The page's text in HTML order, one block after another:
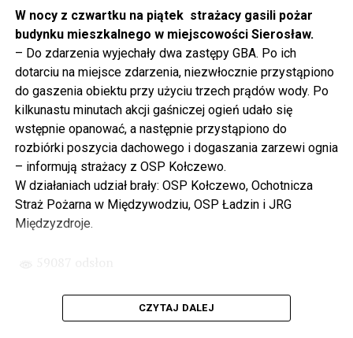
projektowania i dyskusji. Ważny tutaj był wkład
samorządu, ale to rząd PiS podjął w tej sprawie
najważniejsze decyzje. Powstał dzięki ogromnej
determinacji rządu najpierw Pani Premier Beaty Szydło,
a następnie Pana Premiera Mateusza Morawieckiego.
Chciałbym podziękować Panu Premierowi za to jak
osobiście pilnował powstania tej inwestycji. Cieszymy
się, że turyści również korzystają z tunelu, cieszymy się,
że wśród tych 4 milionów samochodów, które
przejechały już otwartym tunelem w Świnoujściu,
przyjechało tutaj do nas tak wielu turystów z zagranicy
– powiedział Wiceprezes PiS Joachim Brudziński w
zainwestowano ogromne pieniądze w modernizację
poszczególnych portów, w tym w Szczecinie, w
W nocy z czwartku na piątek strażacy gasili pożar
budynku mieszkalnego w miejscowości Sierosław.
– Do zdarzenia wyjechały dwa zastępy GBA. Po ich
dotarciu na miejsce zdarzenia, niezwłocznie przystąpiono
do gaszenia obiektu przy użyciu trzech prądów wody. Po
kilkunastu minutach akcji gaśniczej ogień udało się
wstępnie opanować, a następnie przystąpiono do
rozbiórki poszycia dachowego i dogaszania zarzewi ognia
– informują strażacy z OSP Kołczewo.
W działaniach udział brały: OSP Kołczewo, Ochotnicza
Straż Pożarna w Międzywodziu, OSP Ładzin i JRG
Międzyzdroje.
CZYTAJ DALEJ